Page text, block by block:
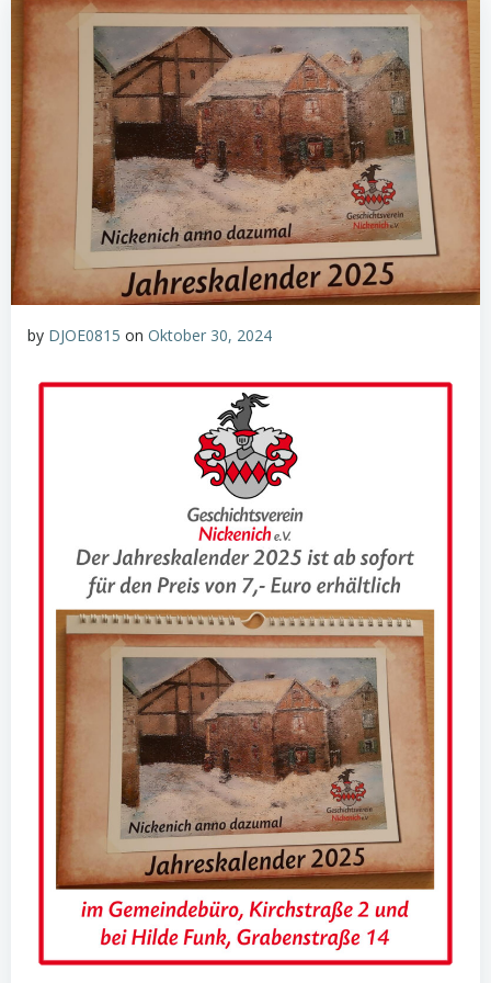
by DJOE0815 on Oktober 30, 2024